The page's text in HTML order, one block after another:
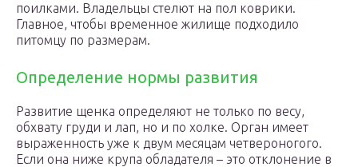
поилками. Владельцы стелют на пол коврики.
Главное, чтобы временное жилище подходило
питомцу по размерам.
Определение нормы развития
Развитие щенка определяют не только по весу,
обхвату груди и лап, но и по холке. Орган имеет
выраженность уже к двум месяцам четвероногого.
Если она ниже крупа обладателя – это отклонение в